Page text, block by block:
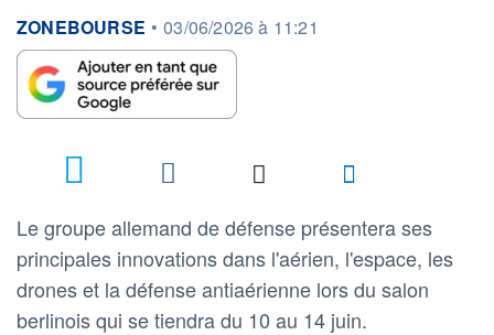
information fournie par
ZONEBOURSE • 03/06/2026 à 11:21
Le groupe allemand de défense présentera ses
principales innovations dans l'aérien, l'espace, les
drones et la défense antiaérienne lors du salon
berlinois qui se tiendra du 10 au 14 juin.